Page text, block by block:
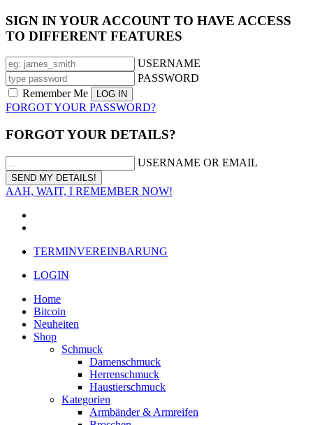
SIGN IN YOUR ACCOUNT TO HAVE ACCESS
TO DIFFERENT FEATURES
USERNAME
PASSWORD
Remember Me
FORGOT YOUR PASSWORD?
FORGOT YOUR DETAILS?
USERNAME OR EMAIL
AAH, WAIT, I REMEMBER NOW!
TERMINVEREINBARUNG
LOGIN
Home
Bitcoin
Neuheiten
Shop
Schmuck
Damenschmuck
Herrenschmuck
Haustierschmuck
Kategorien
Armbänder & Armreifen